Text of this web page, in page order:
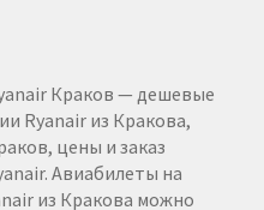
Краков — дешевые
Ryanair из Кракова,
цены и заказ
Авиабилеты на
из Кракова можно